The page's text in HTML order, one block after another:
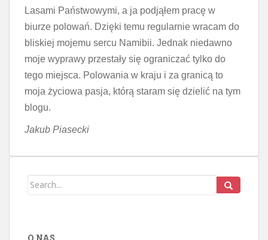
Lasami Państwowymi, a ja podjąłem pracę w
biurze polowań. Dzięki temu regularnie wracam do
bliskiej mojemu sercu Namibii. Jednak niedawno
moje wyprawy przestały się ograniczać tylko do
tego miejsca. Polowania w kraju i za granicą to
moja życiowa pasja, którą staram się dzielić na tym
blogu.
Jakub Piasecki
O NAS